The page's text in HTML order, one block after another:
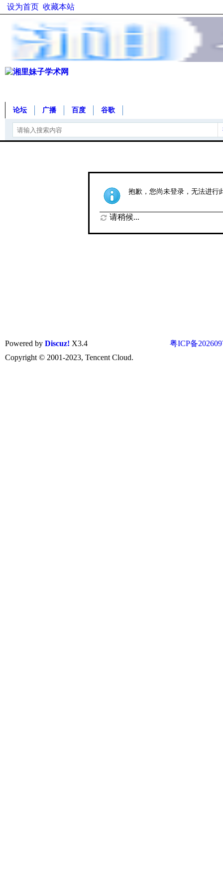
设为首页 收藏本站
论坛 广播 百度 谷歌
抱歉，您尚未登录，无法进行
请稍候...
粤ICP备
Powered by Discuz! X3.4
Copyright © 2001-2023, Tencent Cloud.